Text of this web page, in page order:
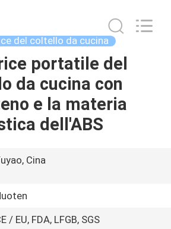
del coltello da cucina
portatile del
da cucina con
e la materia
dell'ABS
Cina
/ EU, FDA, LFGB, SGS